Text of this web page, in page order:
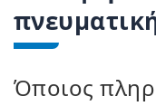
Όποιος